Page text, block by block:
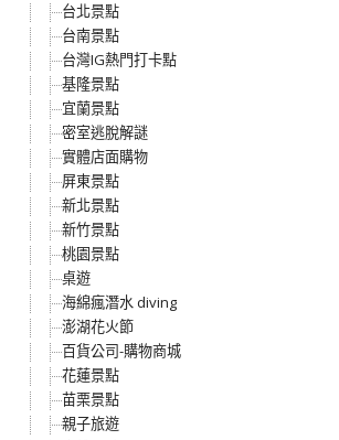
台北景點
台南景點
台灣IG熱門打卡點
基隆景點
宜蘭景點
密室逃脫解謎
實體店面購物
屏東景點
新北景點
新竹景點
桃園景點
桌遊
海綿瘋潛水 diving
澎湖花火節
百貨公司-購物商城
花蓮景點
苗栗景點
親子旅遊